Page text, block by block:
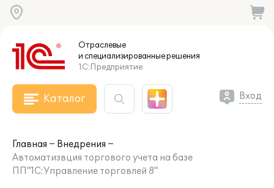
Отраслевые
и специализированныерешения
1С:Предприятие
Каталог Вход
Главная
Внедрения
Автоматизвция торгового учета на базе
ПП"1С:Управление торговлей 8"